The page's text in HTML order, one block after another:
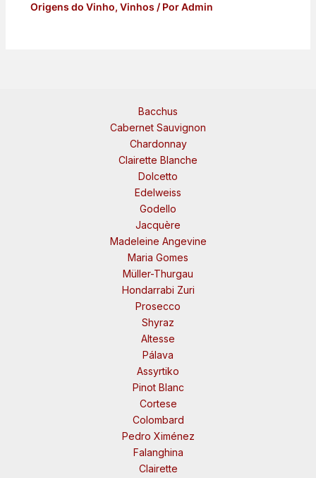
Origens do Vinho, Vinhos / PorAdmin
Bacchus
Cabernet Sauvignon
Chardonnay
Clairette Blanche
Dolcetto
Edelweiss
Godello
Jacquère
Madeleine Angevine
Maria Gomes
Müller-Thurgau
Hondarrabi Zuri
Prosecco
Shyraz
Altesse
Pálava
Assyrtiko
Pinot Blanc
Cortese
Colombard
Pedro Ximénez
Falanghina
Clairette